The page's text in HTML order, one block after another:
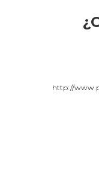
http://